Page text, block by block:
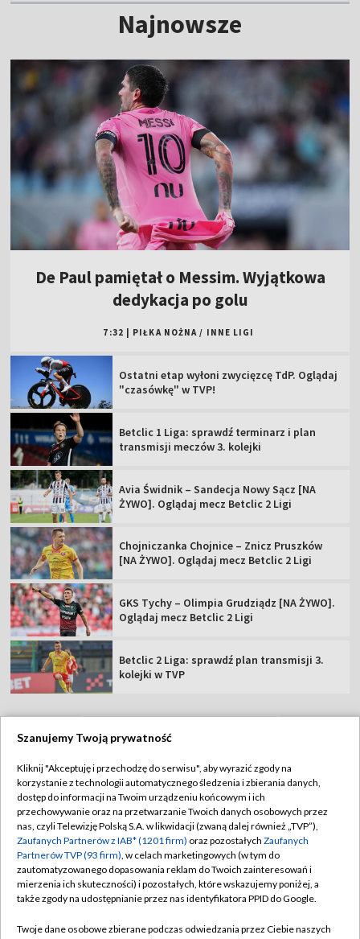
Najnowsze
De Paul pamiętał o Messim. Wyjątkowa
dedykacja po golu
7:32 PIŁKA NOŻNA / INNE LIGI
Ostatni etap wyłoni zwycięzcę TdP. Oglądaj
"czasówkę" w TVP!
Betclic 1 Liga: sprawdź terminarz i plan
transmisji meczów 3. kolejki
Avia Świdnik – Sandecja Nowy Sącz [NA
ŻYWO]. Oglądaj mecz Betclic 2 Ligi
Chojniczanka Chojnice – Znicz Pruszków
[NA ŻYWO]. Oglądaj mecz Betclic 2 Ligi
GKS Tychy – Olimpia Grudziądz [NA ŻYWO].
Oglądaj mecz Betclic 2 Ligi
Betclic 2 Liga: sprawdź plan transmisji 3.
kolejki w TVP
Abonament TVP
Sklep TVP
Biuro Reklamy
Oferta Handlowa
Telegazeta ogłoszenia
Regulamin TVP
Polityka prywatności
Moje zgody
Biuro reklamy
Kontakt
Szanujemy Twoją prywatność
Kliknij "Akceptuję i przechodzę do serwisu", aby wyrazić zgody na
korzystanie z technologii automatycznego śledzenia i zbierania danych,
dostęp do informacji na Twoim urządzeniu końcowym i ich
przechowywanie oraz na przetwarzanie Twoich danych osobowych przez
nas, czyli Telewizję Polską S.A. w likwidacji (zwaną dalej również „TVP”),
Zaufanych Partnerów z IAB* (1201 firm) oraz pozostałych Zaufanych
Partnerów TVP (93 firm), w celach marketingowych (w tym do
zautomatyzowanego dopasowania reklam do Twoich zainteresowań i
mierzenia ich skuteczności) i pozostałych, które wskazujemy poniżej, a
także zgody na udostępnianie przez nas identyfikatora PPID do Google.
Twoje dane osobowe zbierane podczas odwiedzania przez Ciebie naszych